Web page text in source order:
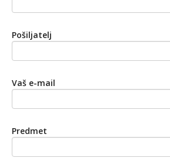
Pošiljatelj
Vaš e-mail
Predmet